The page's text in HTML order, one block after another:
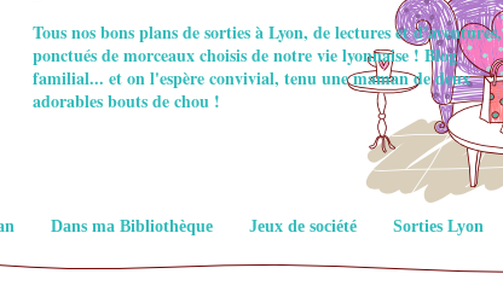
Tous nos bons plans de sorties à Lyon, de lectures et d'aventures,
ponctués de morceaux choisis de notre vie lyonnaise ! Blog
familial... et on l'espère convivial, tenu une maman de deux
adorables bouts de chou !
Dans ma Bibliothèque Jeux de société Sorties Lyon